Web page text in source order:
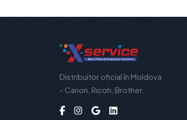
Distribuitor oficial în Moldova
- Canon, Ricoh, Brother.